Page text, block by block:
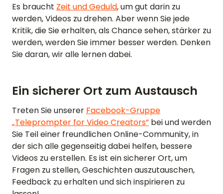
Es braucht Zeit und Geduld, um gut darin zu
werden, Videos zu drehen. Aber wenn Sie jede
Kritik, die Sie erhalten, als Chance sehen, stärker zu
werden, werden Sie immer besser werden. Denken
Sie daran, wir alle lernen dabei.
Ein sicherer Ort zum Austausch
Treten Sie unserer Facebook-Gruppe
„Teleprompter for Video Creators” bei und werden
Sie Teil einer freundlichen Online-Community, in
der sich alle gegenseitig dabei helfen, bessere
Videos zu erstellen. Es ist ein sicherer Ort, um
Fragen zu stellen, Geschichten auszutauschen,
Feedback zu erhalten und sich inspirieren zu